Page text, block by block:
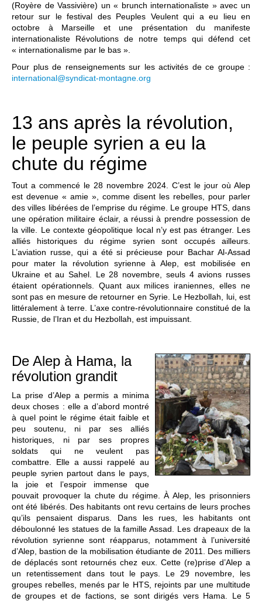
(Royère de Vassivière) un « brunch internationaliste » avec un
retour sur le festival des Peuples Veulent qui a eu lieu en
octobre à Marseille et une présentation du manifeste
internationaliste Révolutions de notre temps qui défend cet
« internationalisme par le bas ».
Pour plus de renseignements sur les activités de ce groupe :
international@syndicat-montagne.org
13 ans après la révolution,
le peuple syrien a eu la
chute du régime
Tout a commencé le 28 novembre 2024. C’est le jour où Alep
est devenue « amie », comme disent les rebelles, pour parler
des villes libérées de l’emprise du régime. Le groupe HTS, dans
une opération militaire éclair, a réussi à prendre possession de
la ville. Le contexte géopolitique local n’y est pas étranger. Les
alliés historiques du régime syrien sont occupés ailleurs.
L’aviation russe, qui a été si précieuse pour Bachar Al-Assad
pour mater la révolution syrienne à Alep, est mobilisée en
Ukraine et au Sahel. Le 28 novembre, seuls 4 avions russes
étaient opérationnels. Quant aux milices iraniennes, elles ne
sont pas en mesure de retourner en Syrie. Le Hezbollah, lui, est
littéralement à terre. L’axe contre-révolutionnaire constitué de la
Russie, de l’Iran et du Hezbollah, est impuissant.
De Alep à Hama, la
révolution grandit
La prise d’Alep a permis a minima
deux choses : elle a d’abord montré
à quel point le régime était faible et
peu soutenu, ni par ses alliés
historiques, ni par ses propres
soldats qui ne veulent pas
combattre. Elle a aussi rappelé au
peuple syrien partout dans le pays,
la joie et l’espoir immense que
pouvait provoquer la chute du régime. À Alep, les prisonniers
ont été libérés. Des habitants ont revu certains de leurs proches
qu’ils pensaient disparus. Dans les rues, les habitants ont
déboulonné les statues de la famille Assad. Les drapeaux de la
révolution syrienne sont réapparus, notamment à l’université
d’Alep, bastion de la mobilisation étudiante de 2011. Des milliers
de déplacés sont retournés chez eux. Cette (re)prise d’Alep a
un retentissement dans tout le pays. Le 29 novembre, les
groupes rebelles, menés par le HTS, rejoints par une multitude
de groupes et de factions, se sont dirigés vers Hama. Le 5